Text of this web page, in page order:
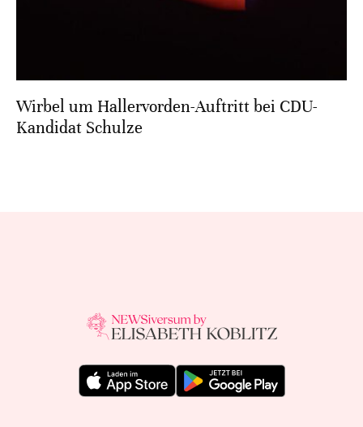
Wirbel um Hallervorden-Auftritt bei CDU-
Kandidat Schulze